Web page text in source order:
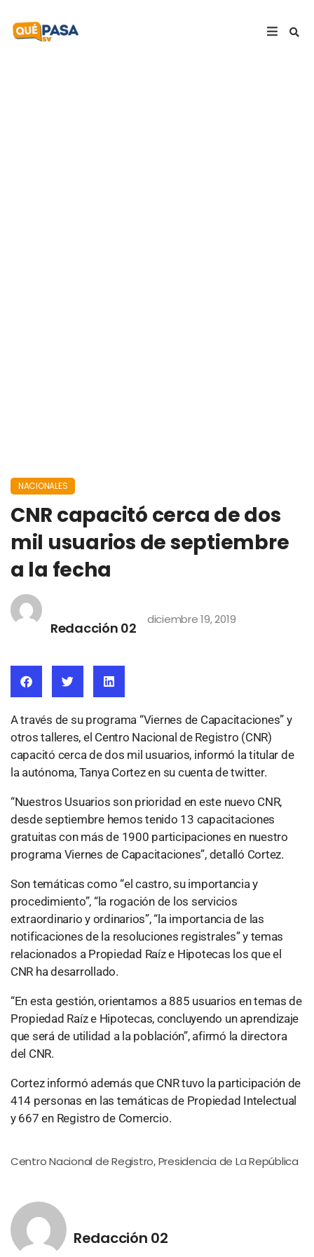
NACIONALES
CNR capacitó cerca de dos
mil usuarios de septiembre
a la fecha
Redacción 02
diciembre 19, 2019
A través de su programa “Viernes de Capacitaciones” y
otros talleres, el Centro Nacional de Registro (CNR)
capacitó cerca de dos mil usuarios, informó la titular de
la autónoma, Tanya Cortez en su cuenta de twitter.
“Nuestros Usuarios son prioridad en este nuevo CNR,
desde septiembre hemos tenido 13 capacitaciones
gratuitas con más de 1900 participaciones en nuestro
programa Viernes de Capacitaciones”, detalló Cortez.
Son temáticas como “el castro, su importancia y
procedimiento”, “la rogación de los servicios
extraordinario y ordinarios”, “la importancia de las
notificaciones de la resoluciones registrales” y temas
relacionados a Propiedad Raíz e Hipotecas los que el
CNR ha desarrollado.
“En esta gestión, orientamos a 885 usuarios en temas de
Propiedad Raíz e Hipotecas, concluyendo un aprendizaje
que será de utilidad a la población”, afirmó la directora
del CNR.
Cortez informó además que CNR tuvo la participación de
414 personas en las temáticas de Propiedad Intelectual
y 667 en Registro de Comercio.
Centro Nacional de Registro, Presidencia de La República
Redacción 02